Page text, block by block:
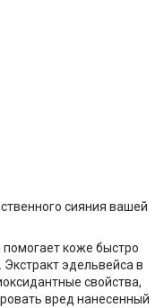
сияния вашей
коже быстро
Экстракт эдельвейса в
свойства,
вред нанесенный